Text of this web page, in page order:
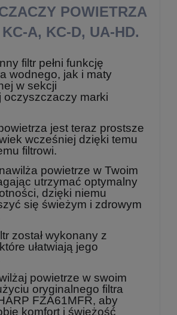
POWIETRZA
A, KC-D, UA-HD.
filtr pełni funkcję
wodnego, jak i maty
w sekcji
oczyszczaczy marki
jest teraz prostsze
wcześniej dzięki temu
filtrowi.
powietrze w Twoim
utrzymać optymalny
dzięki niemu
się świeżym i zdrowym
został wykonany z
ułatwiają jego
powietrze w swoim
oryginalnego filtra
FZA61MFR, aby
komfort i świeżość